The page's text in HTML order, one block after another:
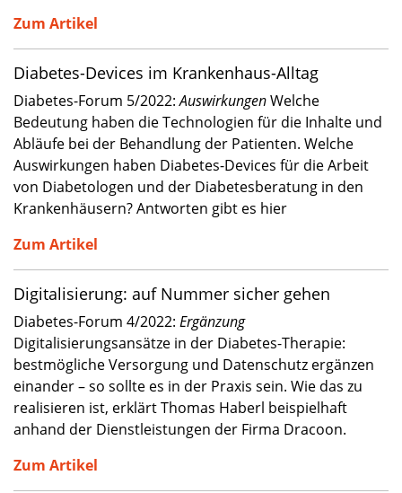
Zum Artikel
Diabetes-Devices im Krankenhaus-Alltag
Diabetes-Forum 5/2022:AuswirkungenWelche
Bedeutung haben die Technologien für die Inhalte und
Abläufe bei der Behandlung der Patienten. Welche
Auswirkungen haben Diabetes-Devices für die Arbeit
von Diabetologen und der Diabetesberatung in den
Krankenhäusern? Antworten gibt es hier
Zum Artikel
Digitalisierung: auf Nummer sicher gehen
Diabetes-Forum 4/2022: Ergänzung
Digitalisierungsansätze in der Diabetes-Therapie:
bestmögliche Versorgung und Datenschutz ergänzen
einander – so sollte es in der Praxis sein. Wie das zu
realisieren ist, erklärt Thomas Haberl beispielhaft
anhand der Dienstleistungen der Firma Dracoon.
Zum Artikel